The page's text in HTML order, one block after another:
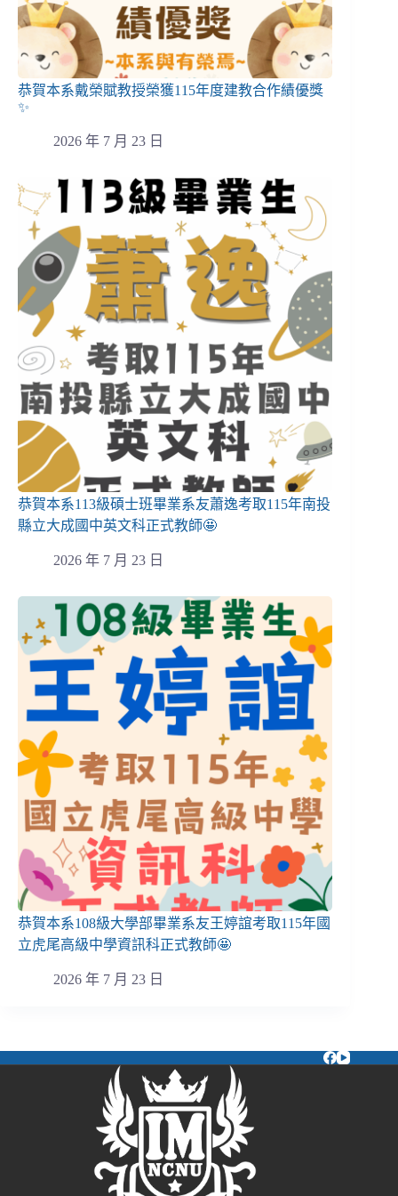
恭賀本系戴榮賦教授榮獲115年度建教合作績優獎
✨
2026 年 7 月 23 日
恭賀本系113級碩士班畢業系友蕭逸考取115年南投
縣立大成國中英文科正式教師🤩
2026 年 7 月 23 日
恭賀本系108級大學部畢業系友王婷誼考取115年國
立虎尾高級中學資訊科正式教師🤩
2026 年 7 月 23 日